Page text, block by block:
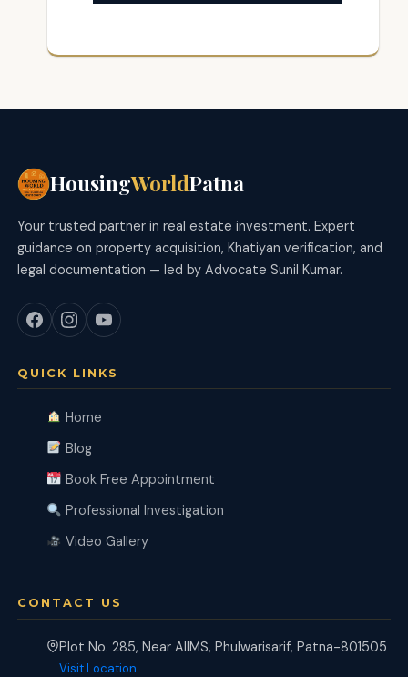
HousingWorldPatna
Your trusted partner in real estate investment. Expert
guidance on property acquisition, Khatiyan verification, and
legal documentation — led by Advocate Sunil Kumar.
QUICK LINKS
Home
Blog
Book Free Appointment
Professional Investigation
Video Gallery
CONTACT US
Plot No. 285, Near AIIMS, Phulwarisarif, Patna-801505
Visit Location